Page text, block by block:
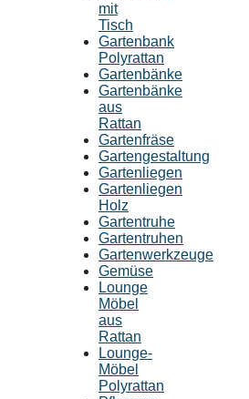
mit
Tisch
Gartenbank
Polyrattan
Gartenbänke
Gartenbänke
aus
Rattan
Gartenfräse
Gartengestaltung
Gartenliegen
Gartenliegen
Holz
Gartentruhe
Gartentruhen
Gartenwerkzeuge
Gemüse
Lounge
Möbel
aus
Rattan
Lounge-
Möbel
Polyrattan